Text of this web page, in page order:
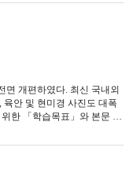
면 개편하였다. 최신 국내외
안 및 현미경 사진도 대폭
한 「학습목표」와 본문 주
을 일목요연하게 한눈에 이